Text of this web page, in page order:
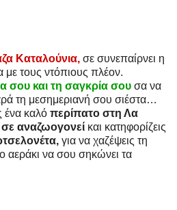
Καταλούνια, σε συνεπαίρνει η
με τους ντόπιους πλέον.
σου και τη σαγκρία σου σα να
τη μεσημεριανή σου σιέστα…
ένα καλό περίπατο στη Λα
αναζωογονεί και κατηφορίζεις
για να χαζέψεις τη
αεράκι να σου σηκώνει τα